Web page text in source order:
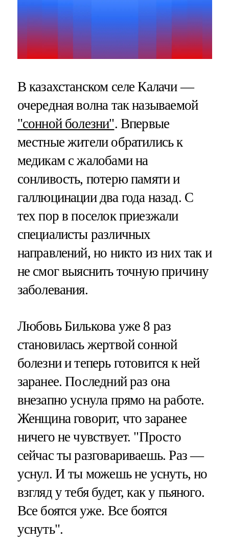
В казахстанском селе Калачи —
очередная волна так называемой
"сонной болезни". Впервые
местные жители обратились к
медикам с жалобами на
сонливость, потерю памяти и
галлюцинации два года назад. С
тех пор в поселок приезжали
специалисты различных
направлений, но никто из них так и
не смог выяснить точную причину
заболевания.
Любовь Билькова уже 8 раз
становилась жертвой сонной
болезни и теперь готовится к ней
заранее. Последний раз она
внезапно уснула прямо на работе.
Женщина говорит, что заранее
ничего не чувствует. "Просто
сейчас ты разговариваешь. Раз —
уснул. И ты можешь не уснуть, но
взгляд у тебя будет, как у пьяного.
Все боятся уже. Все боятся
уснуть".